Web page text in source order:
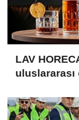
LAV
uluslararası